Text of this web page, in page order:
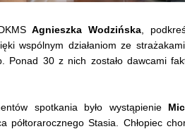
Agnieszka Wodzińska ,
wspólnym działaniom ze
Ponad 30 z nich zostało dawcami
spotkania było wystąpienie
półtorarocznego Stasia. Chłopiec